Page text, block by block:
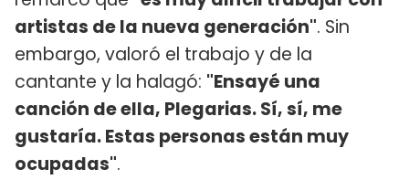
artistas de la nueva generación". Sin
embargo, valoró el trabajo y de la
cantante y la halagó: "Ensayé una
canción de ella, Plegarias. Sí, sí, me
gustaría. Estas personas están muy
ocupadas".